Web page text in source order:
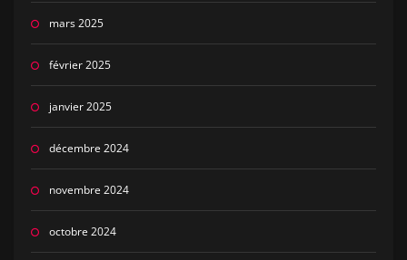
mars 2025
février 2025
janvier 2025
décembre 2024
novembre 2024
octobre 2024